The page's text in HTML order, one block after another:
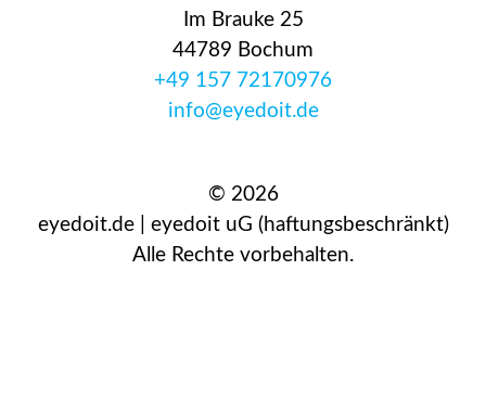
Im Brauke 25
44789 Bochum
+49 157 72170976
info@eyedoit.de
© 2026
eyedoit.de | eyedoit uG (haftungsbeschränkt)
Alle Rechte vorbehalten.